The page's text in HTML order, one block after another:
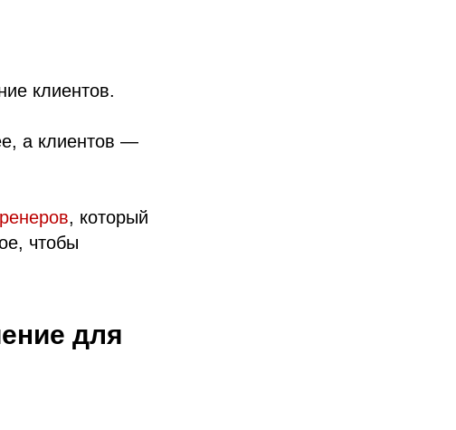
клиентов.
а клиентов —
, который
чтобы
для